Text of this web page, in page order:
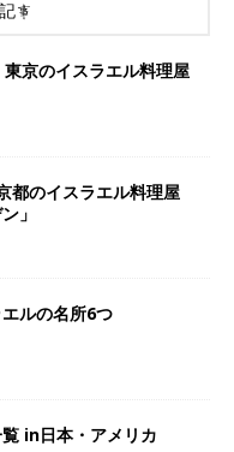
事
京のイスラエル料理屋
都のイスラエル料理屋
」
ルの名所6つ
in日本・アメリカ